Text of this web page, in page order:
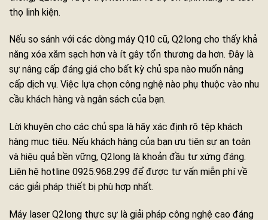
thọ linh kiện.
Nếu so sánh với các dòng máy Q10 cũ, Q2long cho thấy khả
năng xóa xăm sạch hơn và ít gây tổn thương da hơn. Đây là
sự nâng cấp đáng giá cho bất kỳ chủ spa nào muốn nâng
cấp dịch vụ. Việc lựa chọn công nghệ nào phụ thuộc vào nhu
cầu khách hàng và ngân sách của bạn.
Lời khuyên cho các chủ spa là hãy xác định rõ tệp khách
hàng mục tiêu. Nếu khách hàng của bạn ưu tiên sự an toàn
và hiệu quả bền vững, Q2long là khoản đầu tư xứng đáng.
Liên hệ hotline 0925.968.299 để được tư vấn miễn phí về
các giải pháp thiết bị phù hợp nhất.
Máy laser Q2long thực sự là giải pháp công nghệ cao đáng